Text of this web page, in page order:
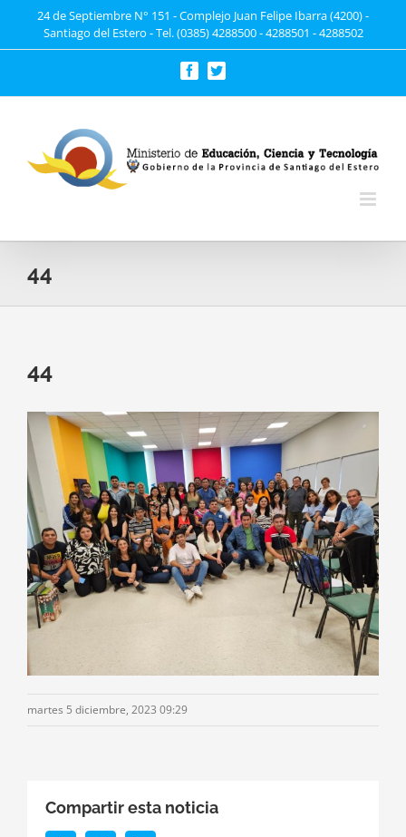
24 de Septiembre N° 151 - Complejo Juan Felipe Ibarra (4200) -
Santiago del Estero - Tel. (0385) 4288500 - 4288501 - 4288502
FacebookTwitter
44
44
martes 5 diciembre, 2023 09:29
Compartir esta noticia